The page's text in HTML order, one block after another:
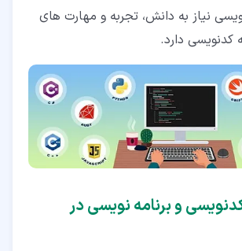
نیاز به دانش، تجربه و مهارت های
دارد.
کدنویسی و برنامه نویسی در